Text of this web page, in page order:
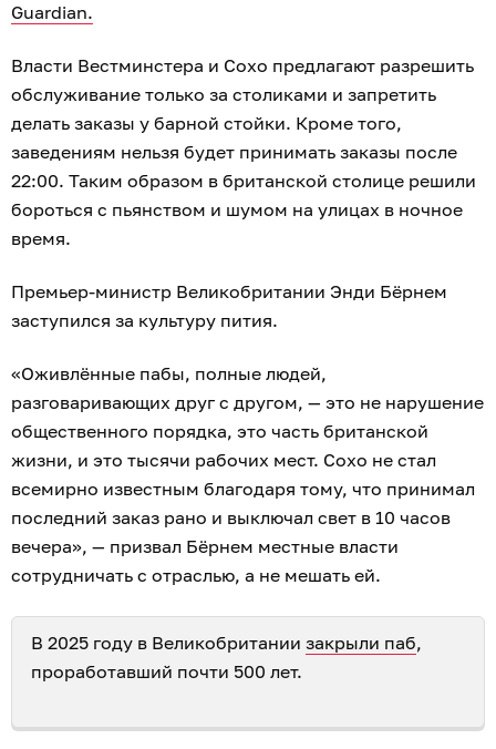
Guardian.
Власти Вестминстера и Сохо предлагают разрешить
обслуживание только за столиками и запретить
делать заказы у барной стойки. Кроме того,
заведениям нельзя будет принимать заказы после
22:00. Таким образом в британской столице решили
бороться с пьянством и шумом на улицах в ночное
время.
Премьер-министр Великобритании Энди Бёрнем
заступился за культуру пития.
«Оживлённые пабы, полные людей,
разговаривающих друг с другом, — это не нарушение
общественного порядка, это часть британской
жизни, и это тысячи рабочих мест. Сохо не стал
всемирно известным благодаря тому, что принимал
последний заказ рано и выключал свет в 10 часов
вечера», — призвал Бёрнем местные власти
сотрудничать с отраслью, а не мешать ей.
В 2025 году в Великобритании закрыли паб,
проработавший почти 500 лет.